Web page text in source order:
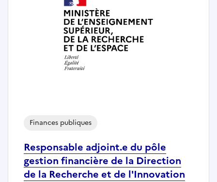
Responsable adjoint.e du pôle
gestion financière de la Direction
de la Recherche et de l'Innovation
Finances publiques